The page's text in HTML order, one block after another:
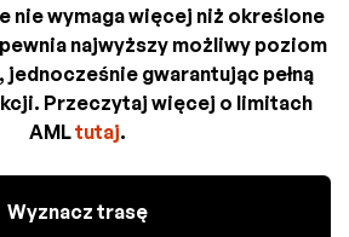
nie wymaga więcej niż określone
najwyższy możliwy poziom
gwarantując pełną
Przeczytaj więcej o limitach
AMLtutaj.
Wyznacz trasę